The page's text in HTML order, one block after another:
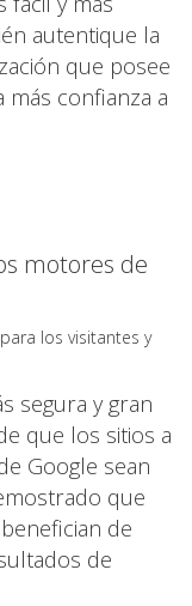
autentique la
que posee
confianza a
motores de
los visitantes y
segura y gran
que los sitios a
Google sean
que
de
de